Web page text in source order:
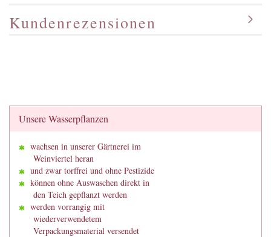
Kundenrezensionen
Unsere Wasserpflanzen
wachsen in unserer Gärtnerei im
Weinviertel heran
und zwar torffrei und ohne Pestizide
können ohne Auswaschen direkt in
den Teich gepflanzt werden
werden vorrangig mit
wiederverwendetem
Verpackungsmaterial versendet